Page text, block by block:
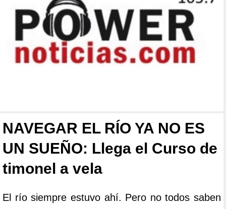
NAVEGAR EL RÍO YA NO ES
UN SUEÑO: Llega el Curso de
timonel a vela
El río siempre estuvo ahí. Pero no todos saben